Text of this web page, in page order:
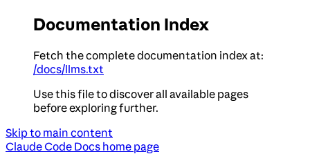
Documentation Index
Fetch the complete documentation index at:
/docs/llms.txt
Use this file to discover all available pages
before exploring further.
Skip to main content
Claude Code Docs home page